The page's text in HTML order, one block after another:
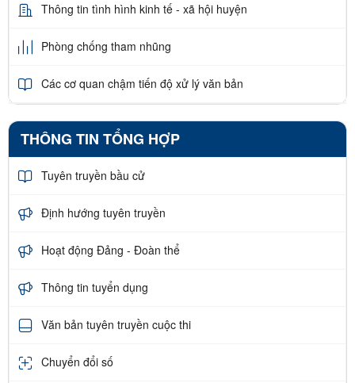
Thông tin tình hình kinh tế - xã hội huyện
Phòng chống tham nhũng
Các cơ quan chậm tiến độ xử lý văn bản
THÔNG TIN TỔNG HỢP
Tuyên truyền bầu cử
Định hướng tuyên truyền
Hoạt động Đảng - Đoàn thể
Thông tin tuyển dụng
Văn bản tuyên truyền cuộc thi
Chuyển đổi số